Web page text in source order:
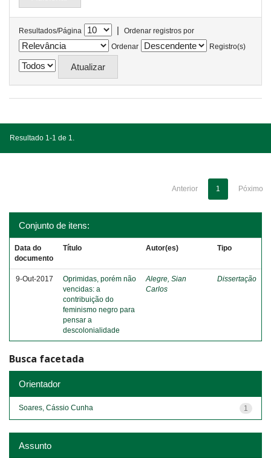
Resultados/Página |
Ordenar registros por
Ordenar
Registro(s)
Resultado 1-1 de 1.
Anterior 1 Póximo
Conjunto de itens:
Data do
documento
Título Autor(es) Tipo
9-Out-2017
Oprimidas, porém não
vencidas: a
contribuição do
feminismo negro para
pensar a
descolonialidade
Alegre, Sian
Carlos
Dissertação
Busca facetada
Orientador
1
Soares, Cássio Cunha
Assunto